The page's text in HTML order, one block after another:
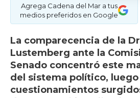
Agrega Cadena del Mar a tus
medios preferidos en Google
La comparecencia de la
Lustemberg ante la
Senado concentró este
del sistema político,
cuestionamientos